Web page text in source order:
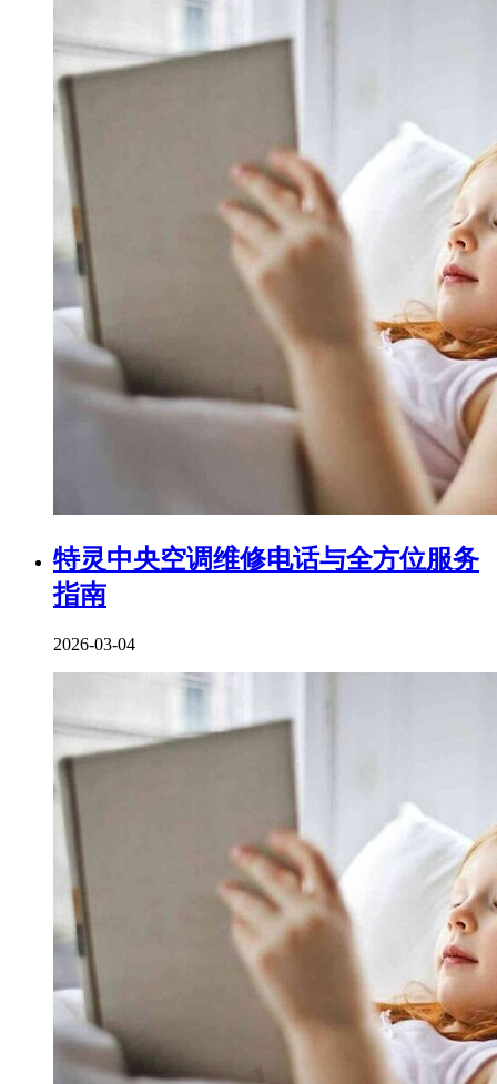
特灵中央空调维修电话与全方位服务
指南
2026-03-04